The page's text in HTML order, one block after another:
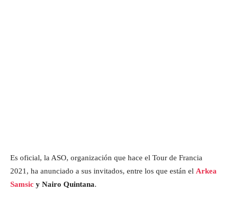
Es oficial, la ASO, organización que hace el Tour de Francia
2021, ha anunciado a sus invitados, entre los que están el Arkea
Samsic y Nairo Quintana.